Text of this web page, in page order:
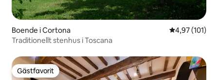
Boende i Cortona 4,97 av 5 i
4,97 (101)
Traditionellt stenhus i Toscana
Gästfavorit
Gästfavorit